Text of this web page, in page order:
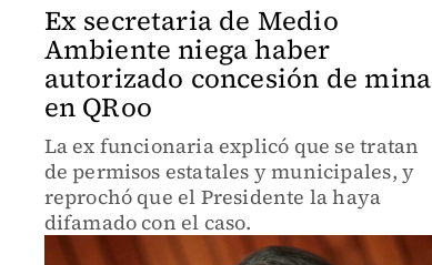
Ex secretaria de Medio
Ambiente niega haber
autorizado concesión de mina
en QRoo
La ex funcionaria explicó que se tratan
de permisos estatales y municipales, y
reprochó que el Presidente la haya
difamado con el caso.